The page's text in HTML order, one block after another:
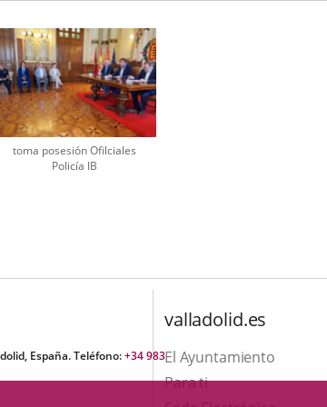
toma posesión Ofilciales
Policía IB
España. Teléfono:+34 983
valladolid.es
El Ayuntamiento
Para ti